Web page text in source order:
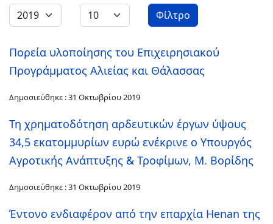
Φίλτρο
Πορεία υλοποίησης του Επιχειρησιακού
Προγράμματος Αλιείας και Θάλασσας
Δημοσιεύθηκε : 31 Οκτωβρίου 2019
Τη χρηματοδότηση αρδευτικών έργων ύψους
34,5 εκατομμυρίων ευρώ ενέκρινε ο Υπουργός
Αγροτικής Ανάπτυξης & Τροφίμων, Μ. Βορίδης
Δημοσιεύθηκε : 31 Οκτωβρίου 2019
Έντονο ενδιαφέρον από την επαρχία Henan της